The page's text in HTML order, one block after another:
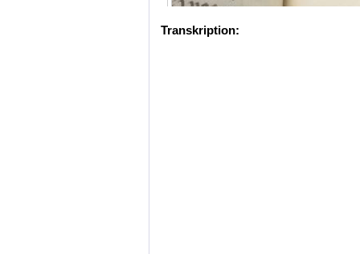
Transkription: